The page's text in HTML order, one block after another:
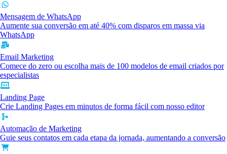
Mensagem de WhatsApp
Aumente sua conversão em até 40% com disparos em massa via
WhatsApp
Email Marketing
Comece do zero ou escolha mais de 100 modelos de email criados por
especialistas
Landing Page
Crie Landing Pages em minutos de forma fácil com nosso editor
Automação de Marketing
Guie seus contatos em cada etapa da jornada, aumentando a conversão